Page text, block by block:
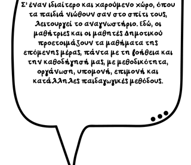
Σ’ έναν ιδιαίτερο και χαρούμενο χώρο, όπου
τα παιδιά νιώθουν σαν στο σπίτι τους,
λειτουργεί το αναγνωστήριο. Εδώ, οι
μαθήτριες και οι μαθητές Δημοτικού
προετοιμάζουν τα μαθήματα της
επόμενης μέρας, πάντα με τη βοήθεια και
την καθοδήγησή μας, με μεθοδικότητα,
οργάνωση, υπομονή, επιμονή και
κατάλληλες παιδαγωγικές μεθόδους.